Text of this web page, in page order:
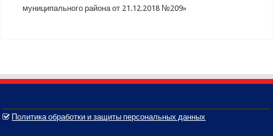
муниципального района от 21.12.2018 №209»
Политика обработки и защиты персональных данных